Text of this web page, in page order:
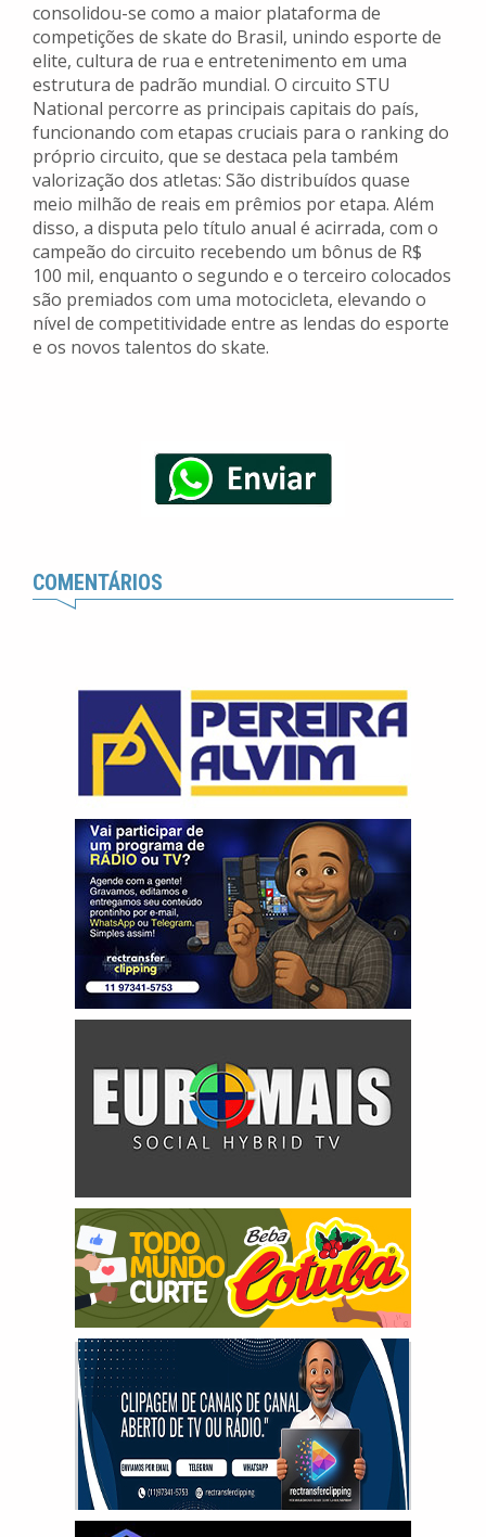
consolidou-se como a maior plataforma de
competições de skate do Brasil, unindo esporte de
elite, cultura de rua e entretenimento em uma
estrutura de padrão mundial. O circuito STU
National percorre as principais capitais do país,
funcionando com etapas cruciais para o ranking do
próprio circuito, que se destaca pela também
valorização dos atletas: São distribuídos quase
meio milhão de reais em prêmios por etapa. Além
disso, a disputa pelo título anual é acirrada, com o
campeão do circuito recebendo um bônus de R$
100 mil, enquanto o segundo e o terceiro colocados
são premiados com uma motocicleta, elevando o
nível de competitividade entre as lendas do esporte
e os novos talentos do skate.
COMENTÁRIOS